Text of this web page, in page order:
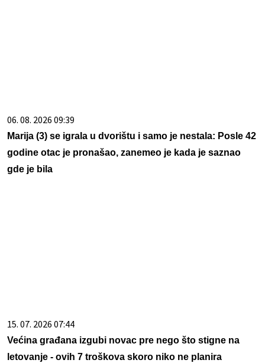
06. 08. 2026 09:39
Marija (3) se igrala u dvorištu i samo je nestala: Posle 42
godine otac je pronašao, zanemeo je kada je saznao
gde je bila
15. 07. 2026 07:44
Većina građana izgubi novac pre nego što stigne na
letovanje - ovih 7 troškova skoro niko ne planira